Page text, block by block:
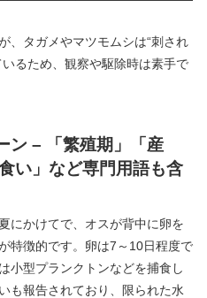
、タガメやマツモムシは“刺され
るため、観察や駆除時は素手で
ン – 「繁殖期」「産
い」など専門用語も含
にかけてで、オスが背中に卵を
特徴的です。卵は7～10日程度で
小型プランクトンなどを捕食し
も報告されており、限られた水